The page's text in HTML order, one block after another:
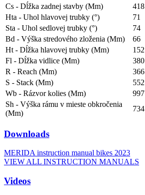
Cs - Dĺžka zadnej stavby (Mm)
418
Hta - Uhol hlavovej trubky (°)
71
Sta - Uhol sedlovej trubky (°)
74
Bd - Výška stredového zloženia (Mm)
66
Ht - Dĺžka hlavovej trubky (Mm)
152
Fl - Dĺžka vidlice (Mm)
380
R - Reach (Mm)
366
S - Stack (Mm)
552
Wb - Rázvor kolies (Mm)
997
Sh - Výška rámu v mieste obkročenia
(Mm)
734
Downloads
MERIDA instruction manual bikes 2023
VIEW ALL INSTRUCTION MANUALS
Videos